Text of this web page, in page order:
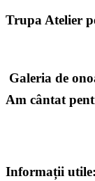
Trupa Atelier
Galeria de
Am cântat
Informații utile: